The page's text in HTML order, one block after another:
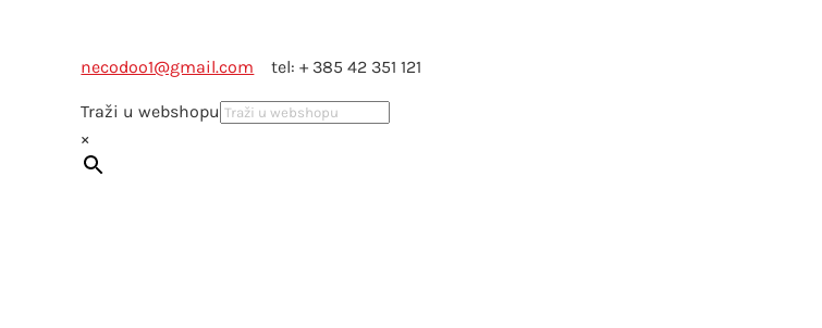
necodoo1@gmail.com tel: + 385 42 351 121
Traži u webshopu
×